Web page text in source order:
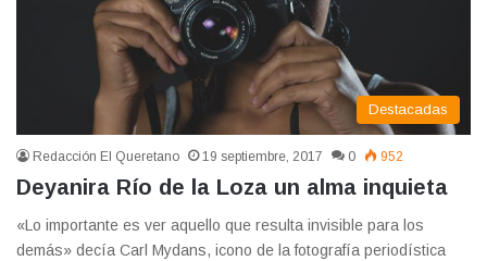
Destacadas
Redacción El Queretano 19 septiembre, 2017 0 952
Deyanira Río de la Loza un alma inquieta
«Lo importante es ver aquello que resulta invisible para los
demás» decía Carl Mydans, icono de la fotografía periodística